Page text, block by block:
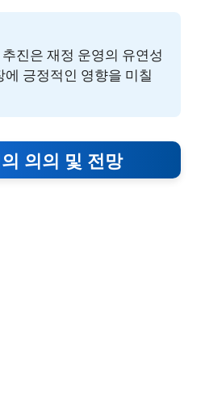
진은 재정 운영의 유연성
긍정적인 영향을 미칠
의의 및 전망